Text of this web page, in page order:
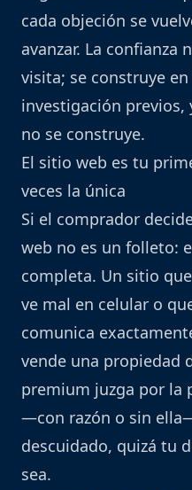
cada objeción se
avanzar. La confianza
visita; se construye
investigación previos,
no se construye.
El sitio web es tu
veces la única
Si el comprador
web no es un folleto:
completa. Un sitio
ve mal en celular o
comunica
vende una propiedad
premium juzga por la
—con razón o sin
descuidado, quizá tu
sea.